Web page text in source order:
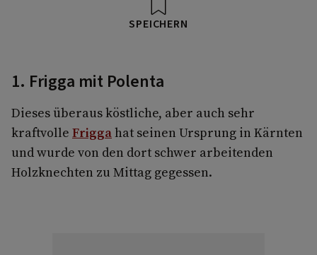
SPEICHERN
1. Frigga mit Polenta
Dieses überaus köstliche, aber auch sehr
kraftvolle Friggahat seinen Ursprung in Kärnten
und wurde von den dort schwer arbeitenden
Holzknechten zu Mittag gegessen.